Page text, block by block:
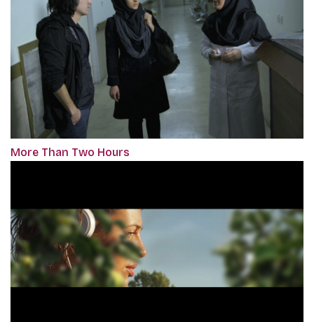
More Than Two Hours